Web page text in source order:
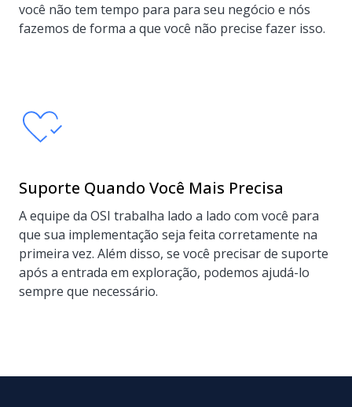
você não tem tempo para para seu negócio e nós
fazemos de forma a que você não precise fazer isso.
Suporte Quando Você Mais Precisa
A equipe da OSI trabalha lado a lado com você para
que sua implementação seja feita corretamente na
primeira vez. Além disso, se você precisar de suporte
após a entrada em exploração, podemos ajudá-lo
sempre que necessário.